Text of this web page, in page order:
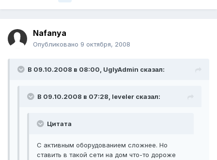
Nafanya
Опубликовано 9 октября, 2008
В 09.10.2008 в 08:00, UglyAdmin сказал:
В 09.10.2008 в 07:28, leveler сказал:
Цитата
С активным оборудованием сложнее. Но
ставить в такой сети на дом что-то дороже